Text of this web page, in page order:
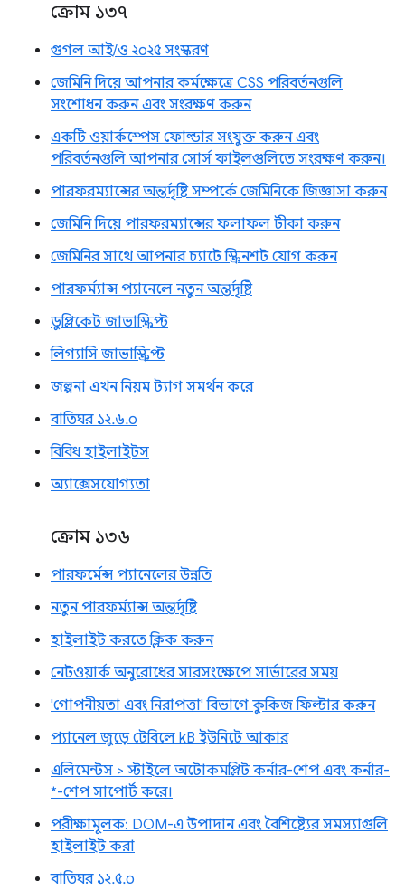
ক্রোম ১৩৭
গুগল আই/ও ২০২৫ সংস্করণ
জেমিনি দিয়ে আপনার কর্মক্ষেত্রে CSS পরিবর্তনগুলি
সংশোধন করুন এবং সংরক্ষণ করুন
একটি ওয়ার্কস্পেস ফোল্ডার সংযুক্ত করুন এবং
পরিবর্তনগুলি আপনার সোর্স ফাইলগুলিতে সংরক্ষণ করুন।
পারফরম্যান্সের অন্তর্দৃষ্টি সম্পর্কে জেমিনিকে জিজ্ঞাসা করুন
জেমিনি দিয়ে পারফরম্যান্সের ফলাফল টীকা করুন
জেমিনির সাথে আপনার চ্যাটে স্ক্রিনশট যোগ করুন
পারফর্ম্যান্স প্যানেলে নতুন অন্তর্দৃষ্টি
ডুপ্লিকেট জাভাস্ক্রিপ্ট
লিগ্যাসি জাভাস্ক্রিপ্ট
জল্পনা এখন নিয়ম ট্যাগ সমর্থন করে
বাতিঘর ১২.৬.০
বিবিধ হাইলাইটস
অ্যাক্সেসযোগ্যতা
ক্রোম ১৩৬
পারফর্মেন্স প্যানেলের উন্নতি
নতুন পারফর্ম্যান্স অন্তর্দৃষ্টি
হাইলাইট করতে ক্লিক করুন
নেটওয়ার্ক অনুরোধের সারসংক্ষেপে সার্ভারের সময়
'গোপনীয়তা এবং নিরাপত্তা' বিভাগে কুকিজ ফিল্টার করুন
প্যানেল জুড়ে টেবিলে kB ইউনিটে আকার
এলিমেন্টস > স্টাইলে অটোকমপ্লিট কর্নার-শেপ এবং কর্নার-
*-শেপ সাপোর্ট করে।
পরীক্ষামূলক: DOM-এ উপাদান এবং বৈশিষ্ট্যের সমস্যাগুলি
হাইলাইট করা
বাতিঘর ১২.৫.০